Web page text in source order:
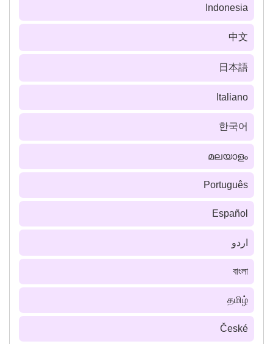
Indonesia
中文
日本語
Italiano
한국어
മലയാളം
Português
Español
اردو
বাংলা
தமிழ்
České